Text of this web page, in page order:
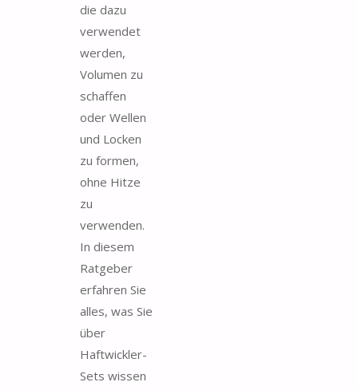
die dazu
verwendet
werden,
Volumen zu
schaffen
oder Wellen
und Locken
zu formen,
ohne Hitze
zu
verwenden.
In diesem
Ratgeber
erfahren Sie
alles, was Sie
über
Haftwickler-
Sets wissen